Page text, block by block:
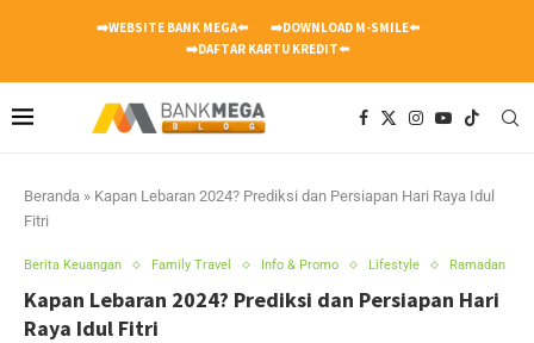
➡️WEBSITE BANK MEGA⬅️
➡️DOWNLOAD M-SMILE⬅️
➡️DAFTAR KARTU KREDIT⬅️
Beranda » Kapan Lebaran 2024? Prediksi dan Persiapan Hari Raya Idul
Fitri
Berita Keuangan Family Travel Info & Promo Lifestyle Ramadan
Kapan Lebaran 2024? Prediksi dan Persiapan Hari
Raya Idul Fitri